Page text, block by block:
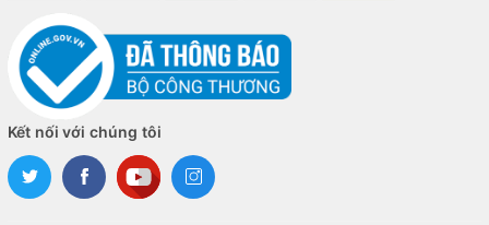
Kết nối với chúng tôi